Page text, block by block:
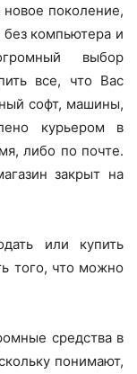
поколение,
компьютера и
выбор
все, что Вас
софт, машины,
курьером в
либо по почте.
закрыт на
или купить
того, что можно
средства в
понимают,